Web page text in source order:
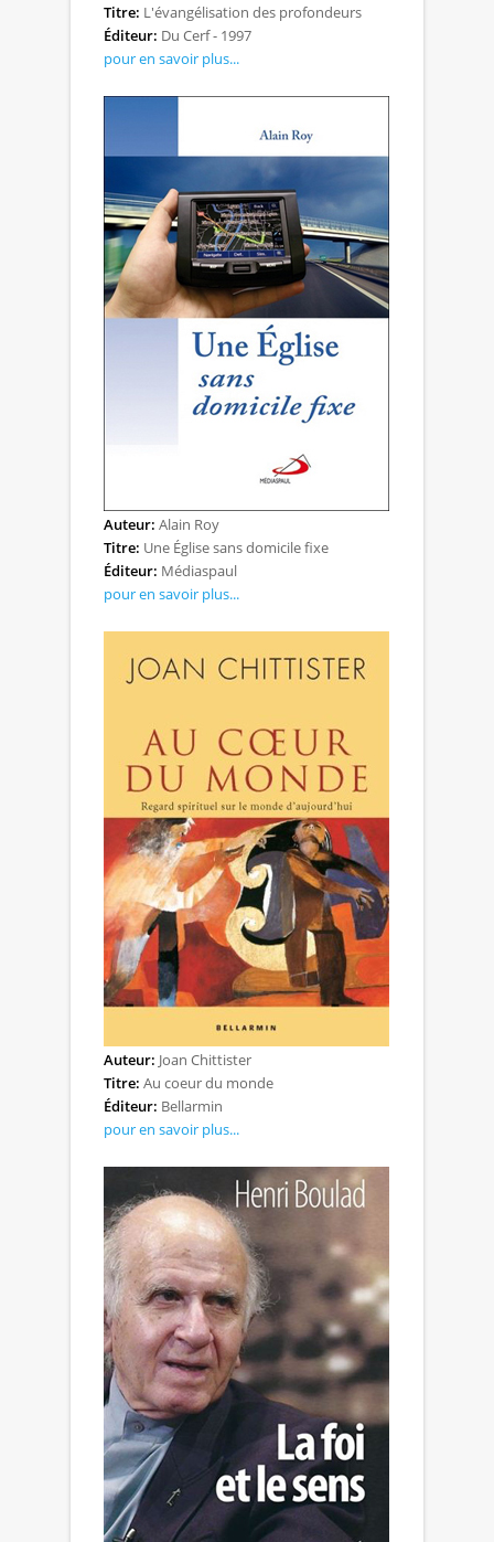
Titre: L'évangélisation des profondeurs
Éditeur: Du Cerf - 1997
pour en savoir plus...
Auteur: Alain Roy
Titre: Une Église sans domicile fixe
Éditeur: Médiaspaul
pour en savoir plus...
Auteur: Joan Chittister
Titre: Au coeur du monde
Éditeur: Bellarmin
pour en savoir plus...